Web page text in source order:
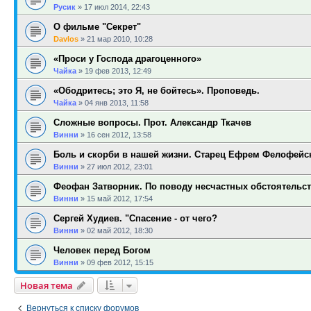
Русик » 17 июл 2014, 22:43
О фильме "Секрет"
Davlos » 21 мар 2010, 10:28
«Проси у Господа драгоценного»
Чайка » 19 фев 2013, 12:49
«Ободритесь; это Я, не бойтесь». Проповедь.
Чайка » 04 янв 2013, 11:58
Сложные вопросы. Прот. Александр Ткачев
Винни » 16 сен 2012, 13:58
Боль и скорби в нашей жизни. Старец Ефрем
Винни » 27 июл 2012, 23:01
Феофан Затворник. По поводу несчастных
Винни » 15 май 2012, 17:54
Сергей Худиев. "Спасение - от чего?
Винни » 02 май 2012, 18:30
Человек перед Богом
Винни » 09 фев 2012, 15:15
Новая тема
Вернуться к списку форумов